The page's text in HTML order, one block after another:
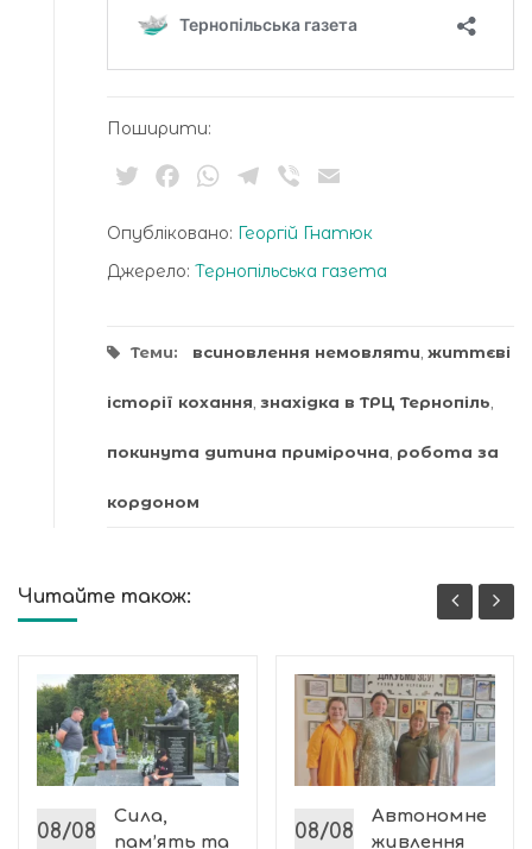
Поширити:
TwitterFacebookWhatsApp
Telegram
Viber
Опубліковано: Георгій Гнатюк
Джерело: Тернопільська газета
Теми: всиновлення немовляти життєві
історії кохання знахідка в ТРЦ Тернопіль
покинута дитина примірочна робота за
кордоном
Читайте також:
08/08
Сила,
пам’ять та
08/08
Автономне
живлення